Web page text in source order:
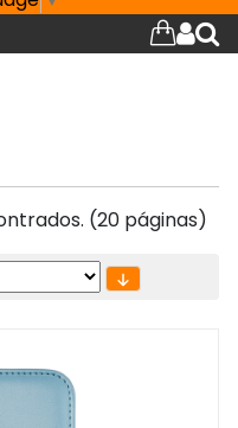
(20 páginas)